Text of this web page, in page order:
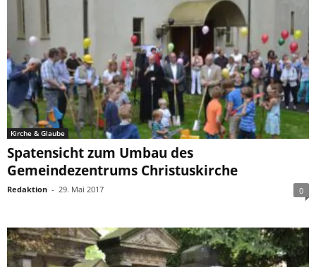
Kirche & Glaube
Spatensicht zum Umbau des
Gemeindezentrums Christuskirche
Redaktion - 29. Mai 2017 0